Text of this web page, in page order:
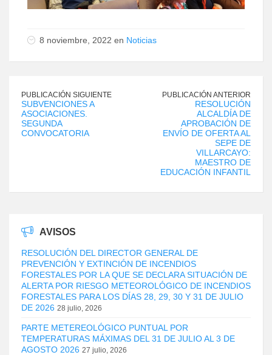
8 noviembre, 2022 en Noticias
PUBLICACIÓN SIGUIENTE
SUBVENCIONES A
ASOCIACIONES.
SEGUNDA
CONVOCATORIA
PUBLICACIÓN ANTERIOR
RESOLUCIÓN
ALCALDÍA DE
APROBACIÓN DE
ENVÍO DE OFERTA AL
SEPE DE
VILLARCAYO:
MAESTRO DE
EDUCACIÓN INFANTIL
AVISOS
RESOLUCIÓN DEL DIRECTOR GENERAL DE
PREVENCIÓN Y EXTINCIÓN DE INCENDIOS
FORESTALES POR LA QUE SE DECLARA SITUACIÓN DE
ALERTA POR RIESGO METEOROLÓGICO DE INCENDIOS
FORESTALES PARA LOS DÍAS 28, 29, 30 Y 31 DE JULIO
DE 2026 28 julio, 2026
PARTE METEREOLÓGICO PUNTUAL POR
TEMPERATURAS MÁXIMAS DEL 31 DE JULIO AL 3 DE
AGOSTO 2026 27 julio, 2026